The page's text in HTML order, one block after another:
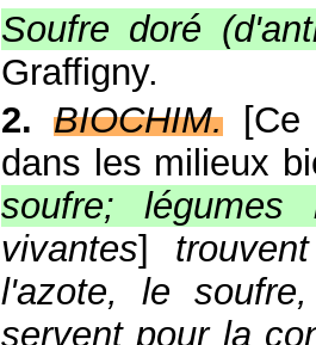
Soufre doré
Graffigny.
2. BIOCHIM.
dans les milieux
soufre;
vivantes]
l'azote, le
servent pour la